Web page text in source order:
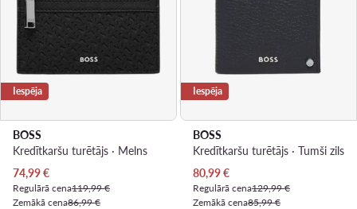
Iespēja
BOSS
Kredītkaršu turētājs · Melns
Pašreizējā cena
74,99€
Regulārā cena119,99 €
Zemākā cena86,99 €
Iespēja
BOSS
Kredītkaršu turētājs · Tumši zils
Pašreizējā cena
80,99€
Regulārā cena129,99 €
Zemākā cena85,99 €